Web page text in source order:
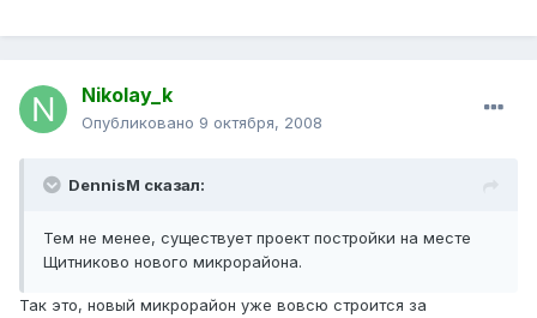
Nikolay_k
Опубликовано 9 октября, 2008
DennisM сказал:
Тем не менее, существует проект постройки на месте
Щитниково нового микрорайона.
Так это, новый микрорайон уже вовсю строится за